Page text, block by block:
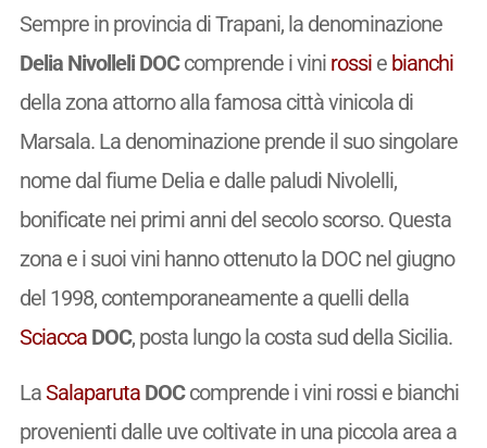
Sempre in provincia di Trapani, la denominazione
Delia Nivolleli DOCcomprende i vini rossie bianchi
della zona attorno alla famosa città vinicola di
Marsala. La denominazione prende il suo singolare
nome dal fiume Delia e dalle paludi Nivolelli,
bonificate nei primi anni del secolo scorso. Questa
zona e i suoi vini hanno ottenuto la DOC nel giugno
del 1998, contemporaneamente a quelli della
SciaccaDOC, posta lungo la costa sud della Sicilia.
LaSalaparutaDOCcomprende i vini rossi e bianchi
provenienti dalle uve coltivate in una piccola area a